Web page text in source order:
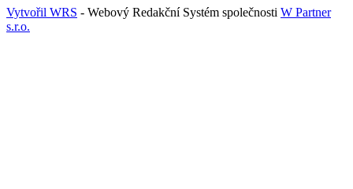
Vytvořil WRS - Webový Redakční Systém společnosti W Partner
s.r.o.